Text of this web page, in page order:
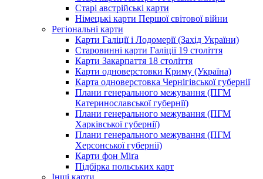
Старі австрійські карти
Німецькі карти Першої світової війни
Регіональні карти
Карти Галіції і Лодомерії (Захід України)
Старовинні карти Галіції 19 століття
Карти Закарпаття 18 століття
Карти одноверстовки Криму (Україна)
Карта одноверстовка Чернігівської губернії
Плани генерального межування (ПГМ
Катеринославської губернії)
Плани генерального межування (ПГМ
Харківської губернії)
Плани генерального межування (ПГМ
Херсонської губернії)
Карти фон Міґа
Підбірка польських карт
Інші карти